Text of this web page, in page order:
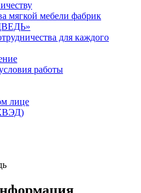
мягкой мебели фабрик
для каждого
работы
лице